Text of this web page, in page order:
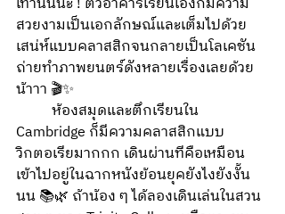
สวยงามเป็นเอกลักษณ์และเต็มไปด้วย
เสน่ห์แบบคลาสสิกจนกลายเป็นโลเคชัน
ถ่ายทำภาพยนตร์ดังหลายเรื่องเลยด้วย
น้าาา 🎬✨
Cambridge ก็มีความคลาสสิกแบบ
วิกตอเรียมากกก เดินผ่านทีคือเหมือน
เข้าไปอยู่ในฉากหนังย้อนยุคยังไงยังงั้น
นน 📚🌿 ถ้าน้อง ๆ ได้ลองเดินเล่นในสวน